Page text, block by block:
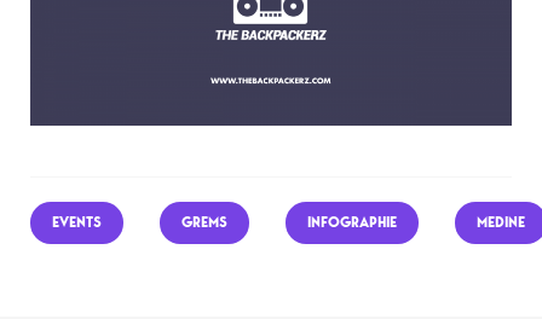
EVENTS GREMS INFOGRAPHIE MEDINE